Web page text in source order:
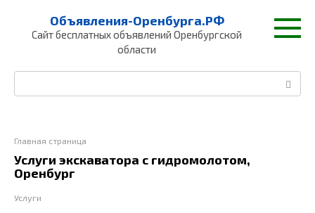
контенту
Объявления-Оренбурга.РФ
Сайт бесплатных объявлений Оренбургской
области
Главная страница
Услуги экскаватора с гидромолотом,
Оренбург
Услуги